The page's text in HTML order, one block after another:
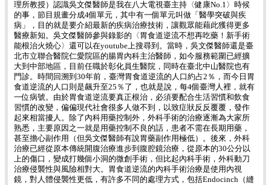
理所教授）認識吳文傑醫師是我在八大電視臺主持〈健康No.1〉時候
的事，節目規畫分成4個單元，其中有一個單元叫做「醫學突破與疾
病」，目的就是要介紹最新的疾病治療技術，讓觀眾能藉此獲得更多
醫療新知。吳文傑醫師參與錄影的〈胃食道逆流不想再吃藥！新手術
能根治火燒心〉還可以在youtube上搜尋到。當時，吳文傑醫師還是臺
北市立聯合醫院仁愛院區的腸胃內科主治醫師，如今服務範圍已經擴
大到中部地區，目前任職於彰化員生醫院，同時在臺北中山醫院也有
門診。時間回溯到30年前，臺灣胃食道逆流的人口約占2％，而今日胃
食道逆流的人口則是飆升至25％了，也就是說，每4個臺灣人裡，就有
一位病號。由於胃食道逆流要真正根治，必須要配合生活習慣和飲食
習慣的改變，偏偏現代社會很多人做不到，以致症狀反反覆覆，發作
起來相當擾人。除了內科用藥控制外，外科手術的治療逐漸為大家所
熟悉，主要原因之一就是用藥控制不良的話，患者不需在長期用藥，
甚至擔心副作用（但吳文傑醫師有說胃藥副作用極低）。後來，外科
治療已經從原本傳統開腹治療進步到腹腔鏡治療，從原本的30公分以
上的傷口，變成打幾個小洞的微創手術，但比起內科手術，外科動刀
治療侵襲性與風險相對大。胃食道逆流的內科手術治療是使用內視
鏡，對人體侵襲性更低，有許多不同的處理方式，包括Endocinch（縫